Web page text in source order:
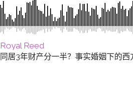
Royal Reed
同居3年财产分一半？事实婚姻下的